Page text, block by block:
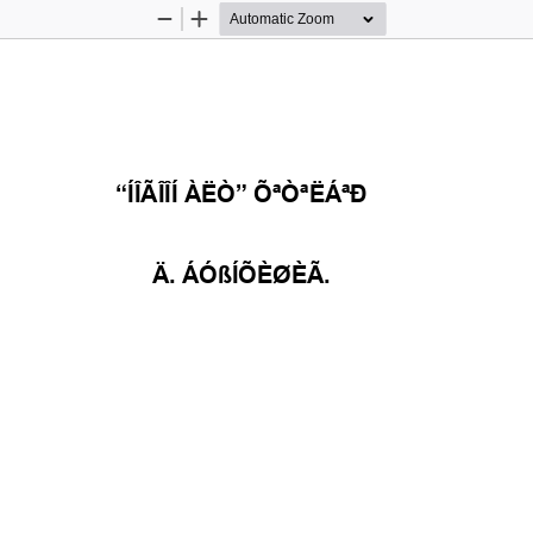
Zoom
Zoom
“ÍÎÃÎÎÍ ÀËÒ” ÕªÒªËÁªÐ
Ä ÁÓßÍÕÈØÈÃ